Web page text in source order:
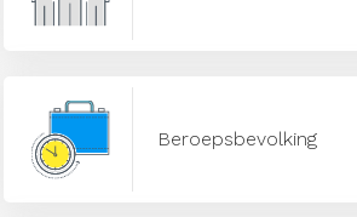
Beroepsbevolking